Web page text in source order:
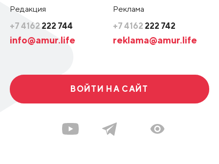
Редакция
+7 4162 222 744
info@amur.life
Реклама
+7 4162 222 742
reklama@amur.life
ВОЙТИ НА САЙТ